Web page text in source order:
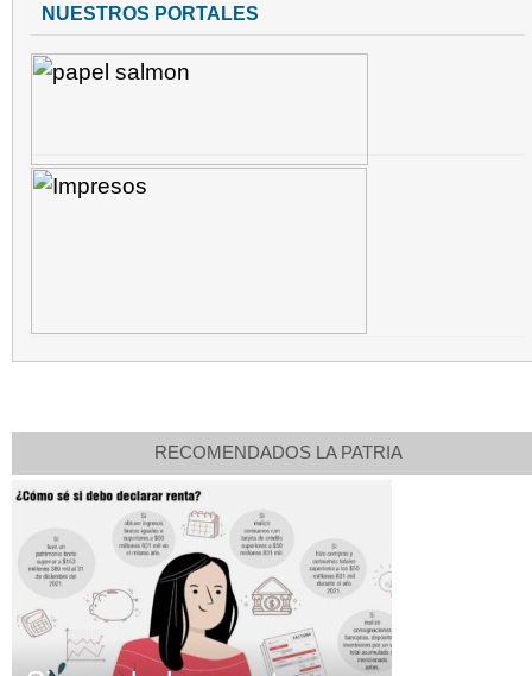
NUESTROS PORTALES
RECOMENDADOS LA PATRIA